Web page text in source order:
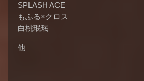
SPLASH ACE
もふる×クロス
白桃珉珉
他